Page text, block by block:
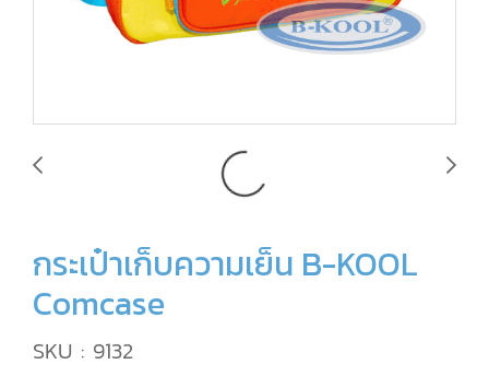
กระเป๋าเก็บความเย็น B-KOOL
Comcase
SKU : 9132